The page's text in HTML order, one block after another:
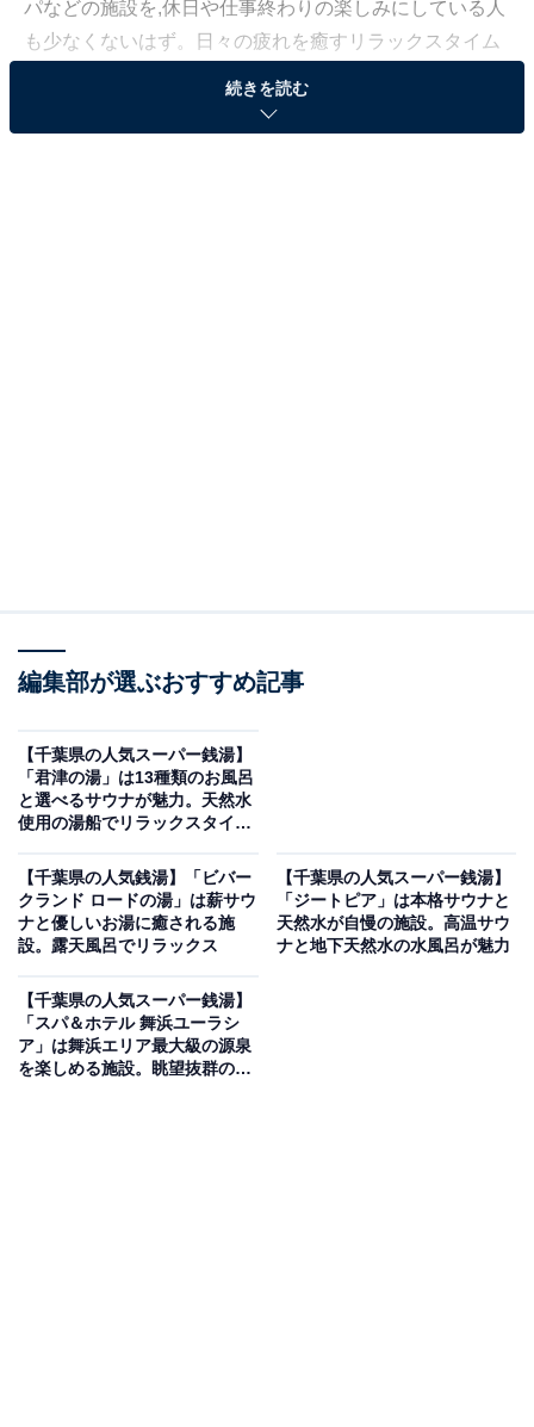
パなどの施設を,休日や仕事終わりの楽しみにしている人
も少なくないはず。日々の疲れを癒すリラックスタイム
は,何物にも代えがたい時間ですよね。しかし、近年では
高い人気をほこる施設も多く、どこに行けばよいか迷っ
「All About ニュース」は、ネットの話題から世の中の動きまで、暮
らしの中にあふれる「なぜ？」「どうして？」を分かりやすく伝え
報やSNSで話題のトピックスを紹介しています。
※本記事で紹介している商品の購入やサービスの利用により、売上の一部が
オールアバウトに還元されることがあります。
が魅力
地下1500mから湧出する温泉を楽しめる施設。露天風呂
酸泉」や「電気風呂」など多彩な湯船が揃います。ま
た、オートロウリュ機能を備えたサウナや、時間制限な
しで利用できる岩盤浴「楽蒸洞」も人気。食事処では名
続きを読む
編集部が選ぶおすすめ記事
【千葉県の人気スーパー銭湯】
「君津の湯」は13種類のお風呂
と選べるサウナが魅力。天然水
使用の湯船でリラックスタイム
【千葉県の人気銭湯】「ビバー
クランド ロードの湯」は薪サウ
ナと優しいお湯に癒される施
設。露天風呂でリラックス
【千葉県の人気スーパー銭湯】
「ジートピア」は本格サウナと
天然水が自慢の施設。高温サウ
ナと地下天然水の水風呂が魅力
【千葉県の人気スーパー銭湯】
「スパ＆ホテル 舞浜ユーラシ
ア」は舞浜エリア最大級の源泉
を楽しめる施設。眺望抜群の露